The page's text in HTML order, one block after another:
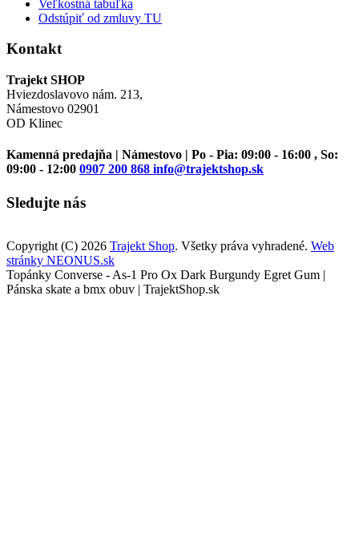
Veľkostná tabuľka
Odstúpiť od zmluvy TU
Kontakt
Trajekt SHOP
Hviezdoslavovo nám. 213,
Námestovo 02901
OD Klinec
Kamenná predajňa | Námestovo | Po - Pia: 09:00 - 16:00 , So:
09:00 - 12:00 0907 200 868 info@trajektshop.sk
Sledujte nás
Copyright (C) 2026 Trajekt Shop. Všetky práva vyhradené. Web
stránky NEONUS.sk
Topánky Converse - As-1 Pro Ox Dark Burgundy Egret Gum |
Pánska skate a bmx obuv | TrajektShop.sk